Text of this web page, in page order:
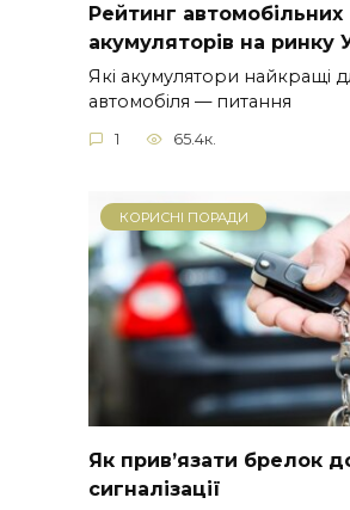
Рейтинг автомобільних
акумуляторів на ринку
Які акумулятори найкращі
автомобіля — питання
1 65.4к.
КОРИСНІ ПОРАДИ
Як прив’язати брелок
сигналізації